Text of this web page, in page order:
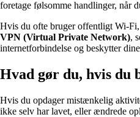
foretage følsomme handlinger, når
Hvis du ofte bruger offentligt Wi-
VPN (Virtual Private Network),
internetforbindelse og beskytter
Hvad gør du, hvis du
Hvis du opdager mistænkelig
ikke selv har lavet, eller ændrede